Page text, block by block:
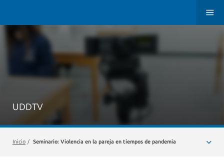
UDDTV
Inicio / Seminario: Violencia en la pareja en tiempos de pandemia